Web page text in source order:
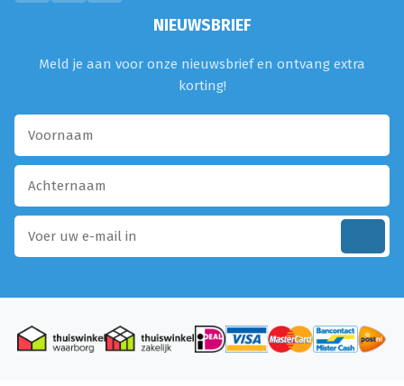
NIEUWSBRIEF
Meld je aan voor onze nieuwsbrief en ontvang extra
korting!